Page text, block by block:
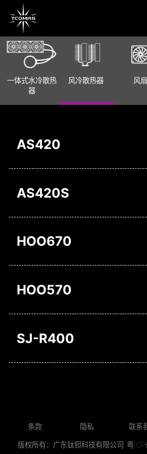
一体式水冷散热
器
风冷散热器 风扇
AS420
AS420S
HOO670
HOO570
SJ-R400
条款 隐私 联系
版权所有：广东钛钽科技有限公司 粤